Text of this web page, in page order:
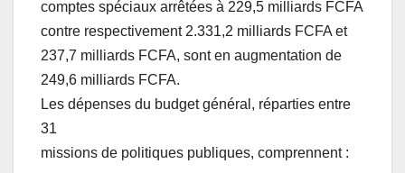
comptes spéciaux arrêtées à 229,5 milliards FCFA
contre respectivement 2.331,2 milliards FCFA et
237,7 milliards FCFA, sont en augmentation de
249,6 milliards FCFA.
Les dépenses du budget général, réparties entre
31
missions de politiques publiques, comprennent :